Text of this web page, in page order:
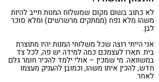
לא כתוב בשום מקום שמשלוח המנות חייב להיות
משהו מלא נפח (ממתקים מרשרשים) ומלא סוכר
לבן.
אני הייתי רוצה שכל משלוחי המנות יהיו מתוצרת
בית. תארו לעצמכם כמה למידה יש פה, לכל צד
במשוואה. מי שמכין – אולי ילמד להכיר חומר גלם
חדש, להכין איתו משהו, וכמובן להעניק מעצמו
לאחר.